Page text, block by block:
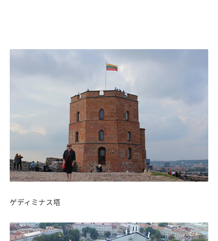
ゲディミナス塔